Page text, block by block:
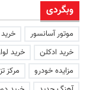
وبگردی
موتور آسانسور
خرید ادکلن
خرید
مزایده خودرو
مرکز